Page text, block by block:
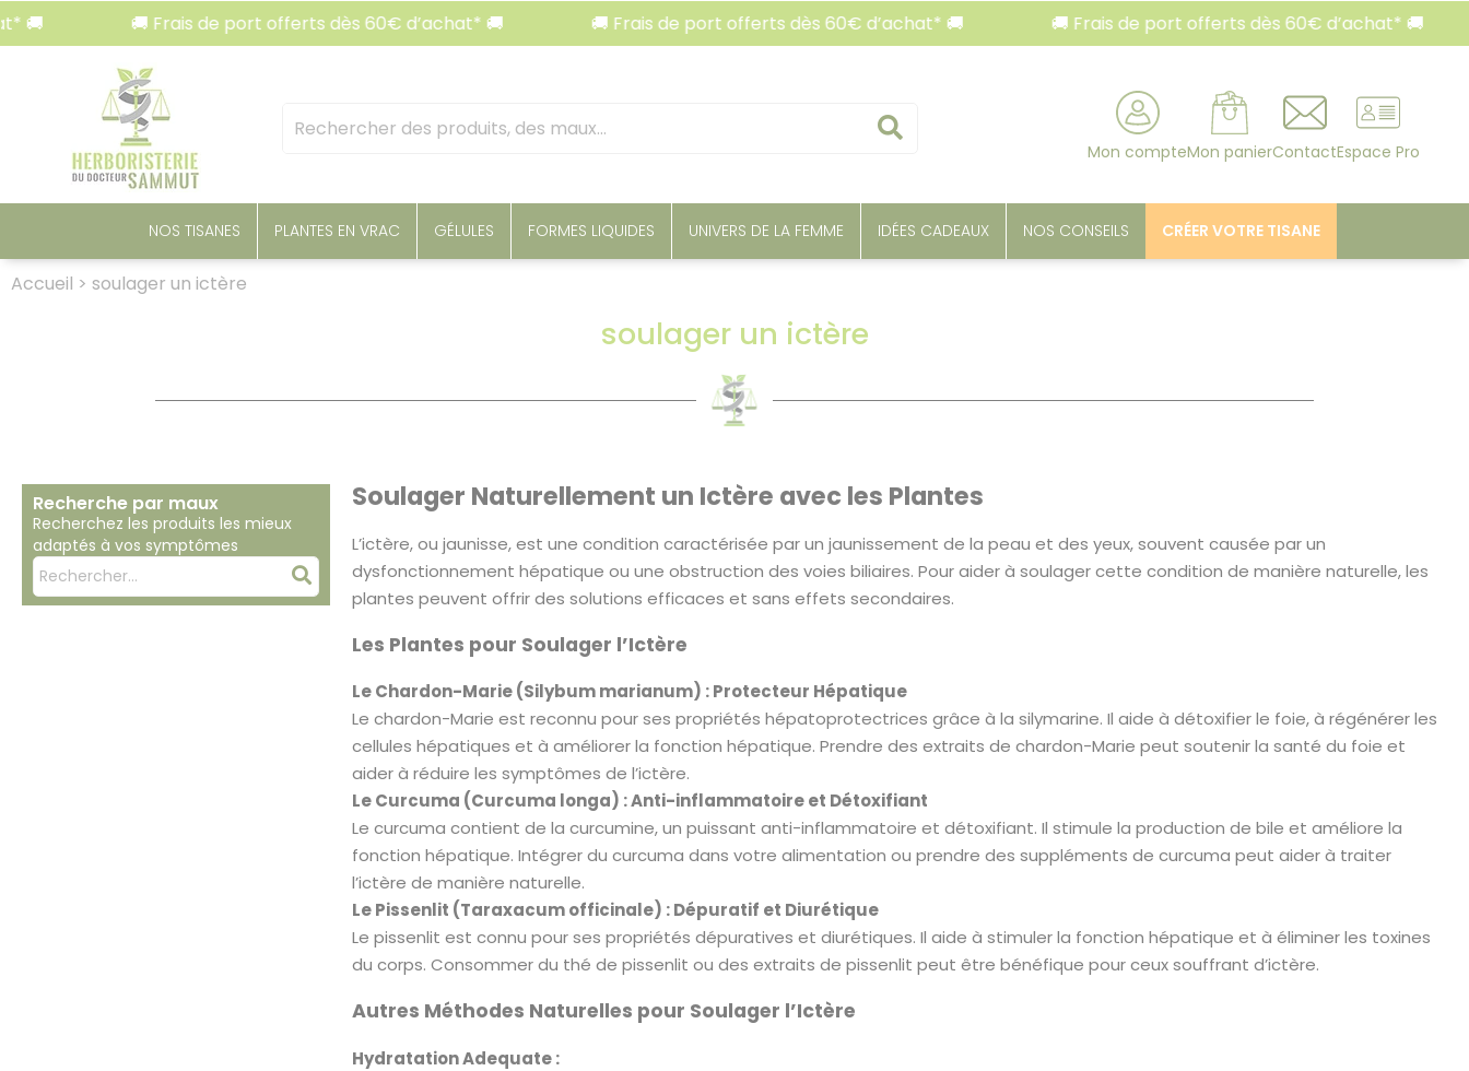
🚚 Frais de port offerts dès 60€ d’achat* 🚚 🚚 Frais de port offerts dès 60€ d’achat* 🚚 🚚 Frais de port offerts dès 60€ d’achat* 🚚
Mots
clés
Mon compteMon panierContactEspace Pro
NOS TISANES PLANTES EN VRAC GÉLULES FORMES LIQUIDES UNIVERS DE LA FEMME IDÉES CADEAUX NOS CONSEILS CRÉER VOTRE TISANE
Accueil > soulager un ictère
soulager un ictère
Recherche par maux
Recherchez les produits les mieux
adaptés à vos symptômes
Mots
clés
Rechercher
Soulager Naturellement un Ictère avec les Plantes
L’ictère, ou jaunisse, est une condition caractérisée par un jaunissement de la peau et des yeux, souvent causée par un
dysfonctionnement hépatique ou une obstruction des voies biliaires. Pour aider à soulager cette condition de manière naturelle, les
plantes peuvent offrir des solutions efficaces et sans effets secondaires.
Les Plantes pour Soulager l’Ictère
Le Chardon-Marie (Silybum marianum) : Protecteur Hépatique
Le chardon-Marie est reconnu pour ses propriétés hépatoprotectrices grâce à la silymarine. Il aide à détoxifier le foie, à régénérer les
cellules hépatiques et à améliorer la fonction hépatique. Prendre des extraits de chardon-Marie peut soutenir la santé du foie et
aider à réduire les symptômes de l’ictère.
Le Curcuma (Curcuma longa) : Anti-inflammatoire et Détoxifiant
Le curcuma contient de la curcumine, un puissant anti-inflammatoire et détoxifiant. Il stimule la production de bile et améliore la
fonction hépatique. Intégrer du curcuma dans votre alimentation ou prendre des suppléments de curcuma peut aider à traiter
l’ictère de manière naturelle.
Le Pissenlit (Taraxacum officinale) : Dépuratif et Diurétique
Le pissenlit est connu pour ses propriétés dépuratives et diurétiques. Il aide à stimuler la fonction hépatique et à éliminer les toxines
du corps. Consommer du thé de pissenlit ou des extraits de pissenlit peut être bénéfique pour ceux souffrant d’ictère.
Autres Méthodes Naturelles pour Soulager l’Ictère
Hydratation Adequate :
Panneau de gestion des cookies